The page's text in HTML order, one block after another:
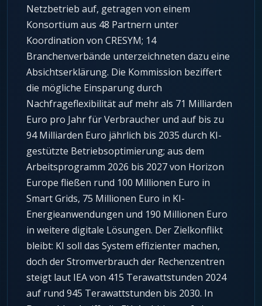
Netzbetrieb auf, getragen von einem
Konsortium aus 48 Partnern unter
Koordination von CRESYM; 14
Branchenverbände unterzeichneten dazu eine
Absichtserklärung. Die Kommission beziffert
die mögliche Einsparung durch
Nachfrageflexibilität auf mehr als 71 Milliarden
Euro pro Jahr für Verbraucher und auf bis zu
94 Milliarden Euro jährlich bis 2035 durch KI-
gestützte Betriebsoptimierung; aus dem
Arbeitsprogramm 2026 bis 2027 von Horizon
Europe fließen rund 100 Millionen Euro in
Smart Grids, 75 Millionen Euro in KI-
Energieanwendungen und 190 Millionen Euro
in weitere digitale Lösungen. Der Zielkonflikt
bleibt: KI soll das System effizienter machen,
doch der Stromverbrauch der Rechenzentren
steigt laut IEA von 415 Terawattstunden 2024
auf rund 945 Terawattstunden bis 2030. In